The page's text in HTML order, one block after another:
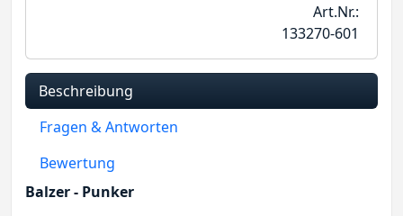
Art.Nr.:
133270-601
Beschreibung
Fragen & Antworten
Bewertung
Balzer - Punker